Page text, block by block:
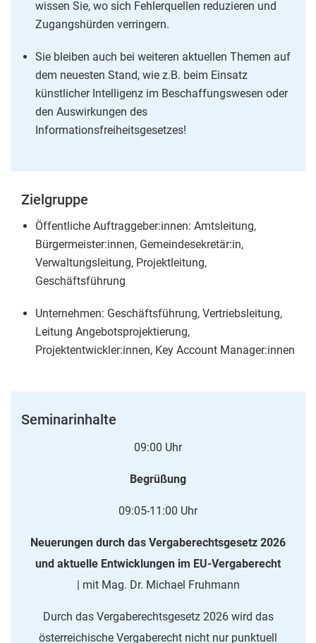
wissen Sie, wo sich Fehlerquellen reduzieren und
Zugangshürden verringern.
Sie bleiben auch bei weiteren aktuellen Themen auf
dem neuesten Stand, wie z.B. beim Einsatz
künstlicher Intelligenz im Beschaffungswesen oder
den Auswirkungen des
Informationsfreiheitsgesetzes!
Zielgruppe
Öffentliche Auftraggeber:innen: Amtsleitung,
Bürgermeister:innen, Gemeindesekretär:in,
Verwaltungsleitung, Projektleitung,
Geschäftsführung
Unternehmen: Geschäftsführung, Vertriebsleitung,
Leitung Angebotsprojektierung,
Projektentwickler:innen, Key Account Manager:innen
Seminarinhalte
09:00 Uhr
Begrüßung
09:05-11:00 Uhr
Neuerungen durch das Vergaberechtsgesetz 2026
und aktuelle Entwicklungen im EU-Vergaberecht
| mit Mag. Dr. Michael Fruhmann
Durch das Vergaberechtsgesetz 2026 wird das
österreichische Vergaberecht nicht nur punktuell